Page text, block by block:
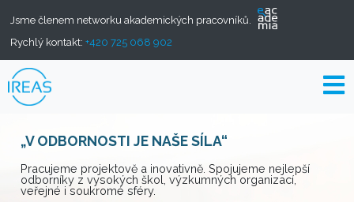
Jsme členem networku akademických pracovníků.
Rychlý kontakt: +420 725 068 902
„V ODBORNOSTI JE NAŠE SÍLA“
Pracujeme projektově a inovativně. Spojujeme nejlepší
odborníky z vysokých škol, výzkumných organizací,
veřejné i soukromé sféry.